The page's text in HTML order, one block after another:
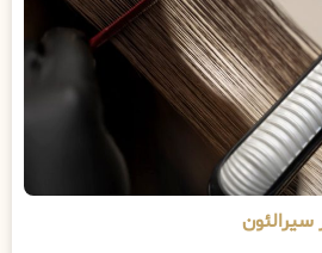
سیرالئون